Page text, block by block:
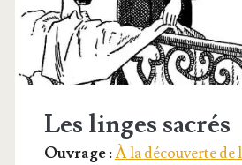
Les linges sacrés
Ouvrage :À la découverte de